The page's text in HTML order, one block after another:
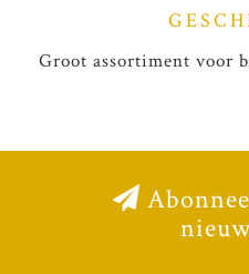
Groot assortiment voor